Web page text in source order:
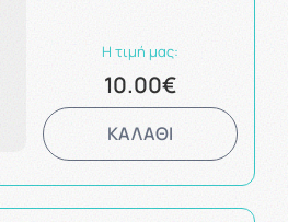
Η τιμή μας:
10.00€
ΚΑΛΑΘΙ